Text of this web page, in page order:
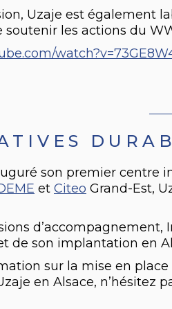
Uzaje est également
soutenir les actions du
son premier centre
et Citeo Grand-Est,
de son implantation en
sur la mise en
en Alsace, n’hésitez